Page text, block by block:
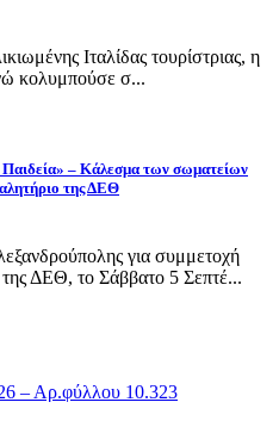
Ιταλίδας τουρίστριας, η
κολυμπούσε σ...
Παιδεία» – Κάλεσμα των σωματείων
της ΔΕΘ
για συμμετοχή
ΔΕΘ, το Σάββατο 5 Σεπτέ...
– Αρ.φύλλου 10.323